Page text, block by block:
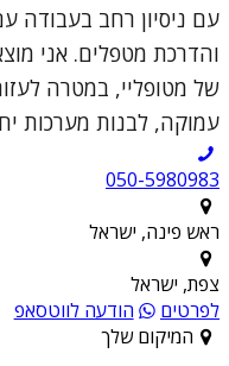
עם ניסיון רחב בעבודה
והדרכת מטפלים. אני
של מטופליי, במטרה
עמוקה, לבנות מערכות
050-5980983
ראש פינה, ישראל
צפת, ישראל
לפרטים
הודעה לווטסאפ
המיקום שלך